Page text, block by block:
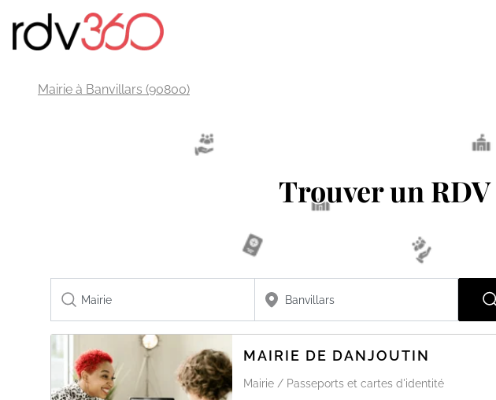
Mairie à Banvillars (90800)
Trouver un RDV
MAIRIE DE DANJOUTIN
Mairie / Passeports et cartes d'identité